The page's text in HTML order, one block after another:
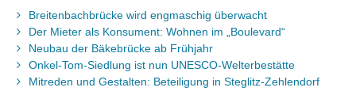
Breitenbachbrücke wird engmaschig überwacht
Der Mieter als Konsument: Wohnen im „Boulevard“
Neubau der Bäkebrücke ab Frühjahr
Onkel-Tom-Siedlung ist nun UNESCO-Welterbestätte
Mitreden und Gestalten: Beteiligung in Steglitz-Zehlendorf